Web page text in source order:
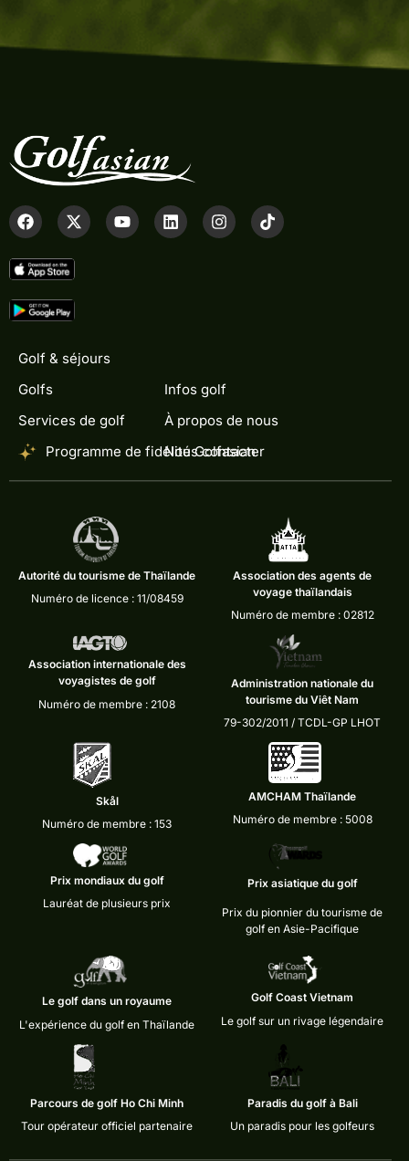
Golf & séjours
Golfs
Services de golf
Programme de fidélité Golfasian
Infos golf
À propos de nous
Nous contacter
Autorité du tourisme de Thaïlande
Numéro de licence : 11/08459
Association des agents de
voyage thaïlandais
Numéro de membre : 02812
Association internationale des
voyagistes de golf
Numéro de membre : 2108
Administration nationale du
tourisme du Viêt Nam
79-302/2011 / TCDL-GP LHOT
Skål
Numéro de membre : 153
AMCHAM Thaïlande
Numéro de membre : 5008
Prix mondiaux du golf
Lauréat de plusieurs prix
Prix asiatique du golf
Prix du pionnier du tourisme de
golf en Asie-Pacifique
Le golf dans un royaume
L'expérience du golf en Thaïlande
Golf Coast Vietnam
Le golf sur un rivage légendaire
Parcours de golf Ho Chi Minh
Tour opérateur officiel partenaire
Paradis du golf à Bali
Un paradis pour les golfeurs